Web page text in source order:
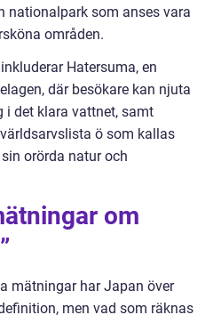
nationalpark som anses vara
områden.
Hatersuma, en
där besökare kan njuta
i det klara vattnet, samt
världsarvslista ö som kallas
orörda natur och
om
mätningar har Japan över
men vad som räknas